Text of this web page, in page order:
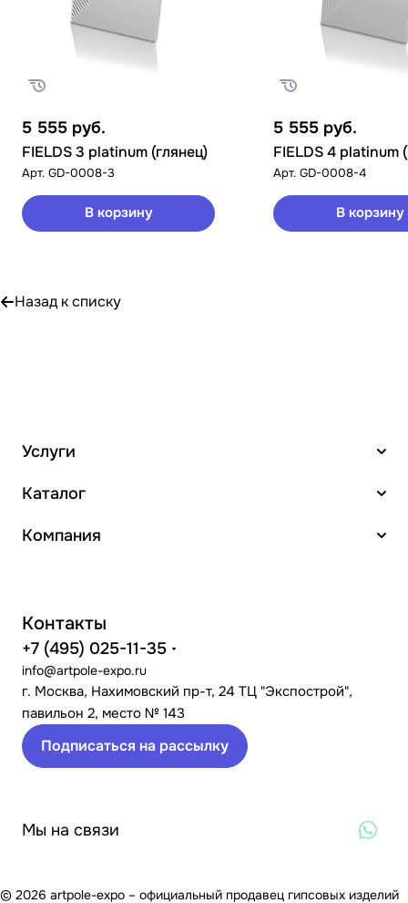
5 555 руб.
FIELDS 3 platinum (глянец)
Арт. GD-0008-3
В корзину
5 555 руб.
FIELDS 4 platinum
Арт. GD-0008-4
В корзину
Назад к списку
Услуги
Каталог
Компания
Контакты
+7 (495) 025-11-35
info@artpole-expo.ru
г. Москва, Нахимовский пр-т, 24 ТЦ "Экспострой",
павильон 2, место № 143
Подписаться на рассылку
Мы на связи
© 2026 artpole-expo – официальный продавец гипсовых изделий